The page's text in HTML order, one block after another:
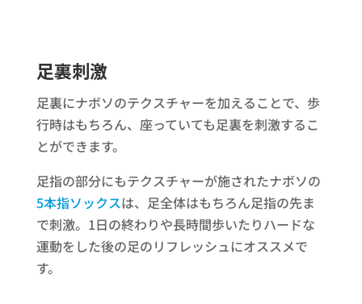
足裏刺激
足裏にナボソのテクスチャーを加えることで、歩
行時はもちろん、座っていても足裏を刺激するこ
とができます。
足指の部分にもテクスチャーが施されたナボソの
5本指ソックスは、足全体はもちろん足指の先ま
で刺激。1日の終わりや長時間歩いたりハードな
運動をした後の足のリフレッシュにオススメで
す。